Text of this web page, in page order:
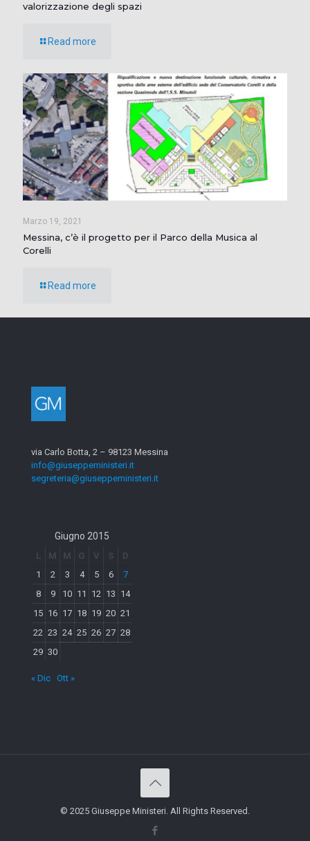
valorizzazione degli spazi
Read more
Marzo 19, 2021
Messina, c’è il progetto per il Parco della Musica al
Corelli
Read more
via Carlo Botta, 2 – 98123 Messina
info@giuseppeministeri.it
segreteria@giuseppeministeri.it
Giugno 2015
L M M G V S
D
1
2 3 4 5 6
7
8
9 10 11 12 13 14
15 16 17 18 19 20 21
22 23 24 25 26 27 28
29 30
« Dic Ott »
© 2025 Giuseppe Ministeri. All Rights Reserved.